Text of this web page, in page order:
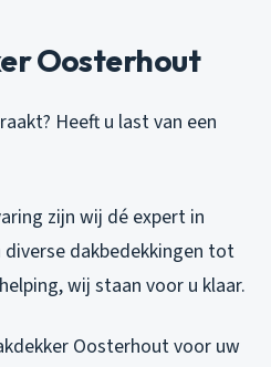
Oosterhout
Heeft u last van een
zijn wij dé expert in
diverse dakbedekkingen tot
wij staan voor u klaar.
Oosterhout voor uw